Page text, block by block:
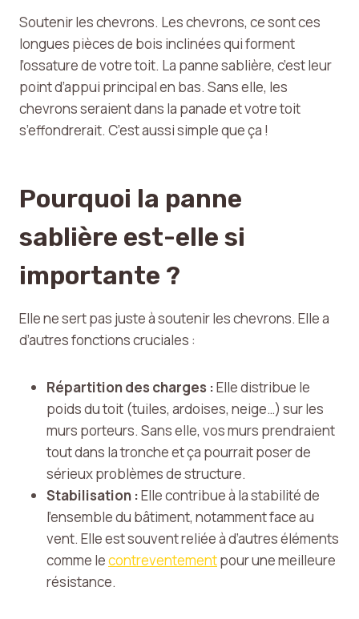
Soutenir les chevrons. Les chevrons, ce sont ces
longues pièces de bois inclinées qui forment
l’ossature de votre toit. La panne sablière, c’est leur
point d’appui principal en bas. Sans elle, les
chevrons seraient dans la panade et votre toit
s’effondrerait. C’est aussi simple que ça !
Pourquoi la panne
sablière est-elle si
importante ?
Elle ne sert pas juste à soutenir les chevrons. Elle a
d’autres fonctions cruciales :
Répartition des charges :Elle distribue le
poids du toit (tuiles, ardoises, neige…) sur les
murs porteurs. Sans elle, vos murs prendraient
tout dans la tronche et ça pourrait poser de
sérieux problèmes de structure.
Stabilisation :Elle contribue à la stabilité de
l’ensemble du bâtiment, notamment face au
vent. Elle est souvent reliée à d’autres éléments
comme lecontreventementpour une meilleure
résistance.